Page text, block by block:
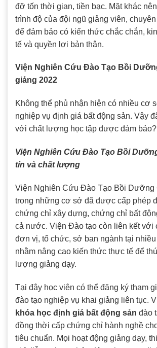
đỡ tốn thời gian, tiền bạc. Mặt khác
trình độ của đội ngũ giảng viên,
để đảm bảo có kiến thức chắc chắn,
tế và quyền lợi bản thân.
Viện Nghiên Cứu Đào Tạo Bồi
giảng 2022
Không thể phủ nhận hiện có nhiều cơ
nghiệp vụ định giá bất động sản. Vậy
với chất lượng học tập được đảm bảo?
Viện Nghiên Cứu Đào Tạo Bồi
tín và chất lượng
Viện Nghiên Cứu Đào Tạo Bồi Dưỡng
trong những cơ sở đã được cấp phép
chứng chỉ xây dựng, chứng chỉ bất
cả nước. Viện Đào tạo còn liên kết với
đơn vị, tổ chức, sở ban ngành tại
nhằm nâng cao kiến thức thực tế để
lượng giảng dạy.
Tại đây học viên có thể đăng ký tham
đào tạo nghiệp vụ khai giảng liên tục.
khóa học định giá bất động sản đào
đồng thời cấp chứng chỉ hành nghề
tiêu chuẩn. Mọi hoạt động giảng dạy,